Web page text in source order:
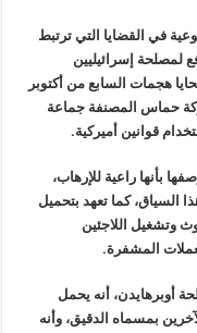
في القضايا التي ترتبط
لمصلحة إسرائيليين
هجمات السابع من أكتوبر
حماس المصنفة جماعة
قوانين أميركية.
بأنها راعية للإرهاب،
السياق، كما تعهد بتحميل
وتشغيل اللاجئين
المشفرة.
أوبرهايدن، أنه يحمل
بمسماه الدقيق، وأنه